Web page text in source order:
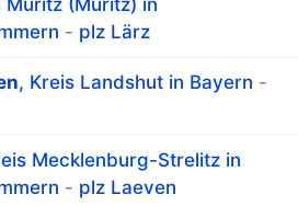
Müritz (Müritz) in
- plz Lärz
, Kreis Landshut in Bayern -
Mecklenburg-Strelitz in
- plz Laeven